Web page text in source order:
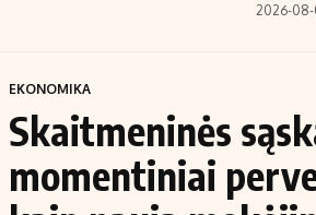
2026-
EKONOMIKA
Skaitmeninės
momentiniai